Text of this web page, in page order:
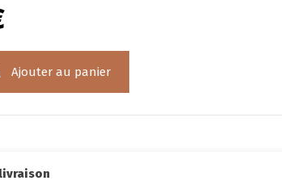
Ajouter au panier